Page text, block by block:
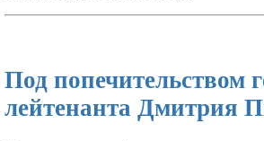
Под попечительством
лейтенанта Дмитрия